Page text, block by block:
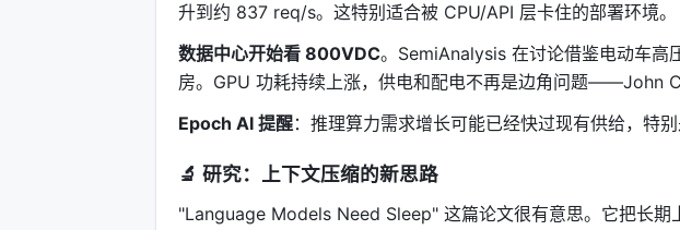
升到约 837 req/s。这特别适合被 CPU/API 层卡住的部署环境。
数据中心开始看 800VDC。SemiAnalysis 在讨论借鉴电动车高
房。GPU 功耗持续上涨，供电和配电不再是边角问题——John
Epoch AI 提醒：推理算力需求增长可能已经快过现有供给，特别
🔬 研究：上下文压缩的新思路
"Language Models Need Sleep" 这篇论文很有意思。它把长期